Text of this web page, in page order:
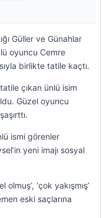
Güller ve Günahlar
oyuncu Cemre
birlikte tatile kaçtı.
çıkan ünlü isim
Güzel oyuncu
ismi görenler
yeni imajı sosyal
‘çok yakışmış’
eski saçlarına